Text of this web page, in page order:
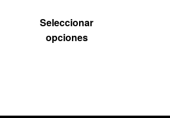
Seleccionar
opciones